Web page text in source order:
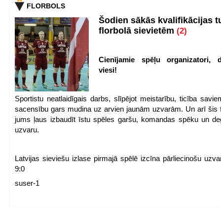
FLORBOLS
Šodien sākās kvalifikācijas
florbolā sievietēm (2)
Cienījamie spēļu organizatori,
viesi!
Sportistu neatlaidīgais darbs, slīpējot meistarību, ticība
sacensību gars mudina uz arvien jaunām uzvarām. Un arī šis
jums ļaus izbaudīt īstu spēles garšu, komandas spēku un
uzvaru.
Latvijas sieviešu izlase pirmajā spēlē izcīna pārliecinošu
9:0
suser-1